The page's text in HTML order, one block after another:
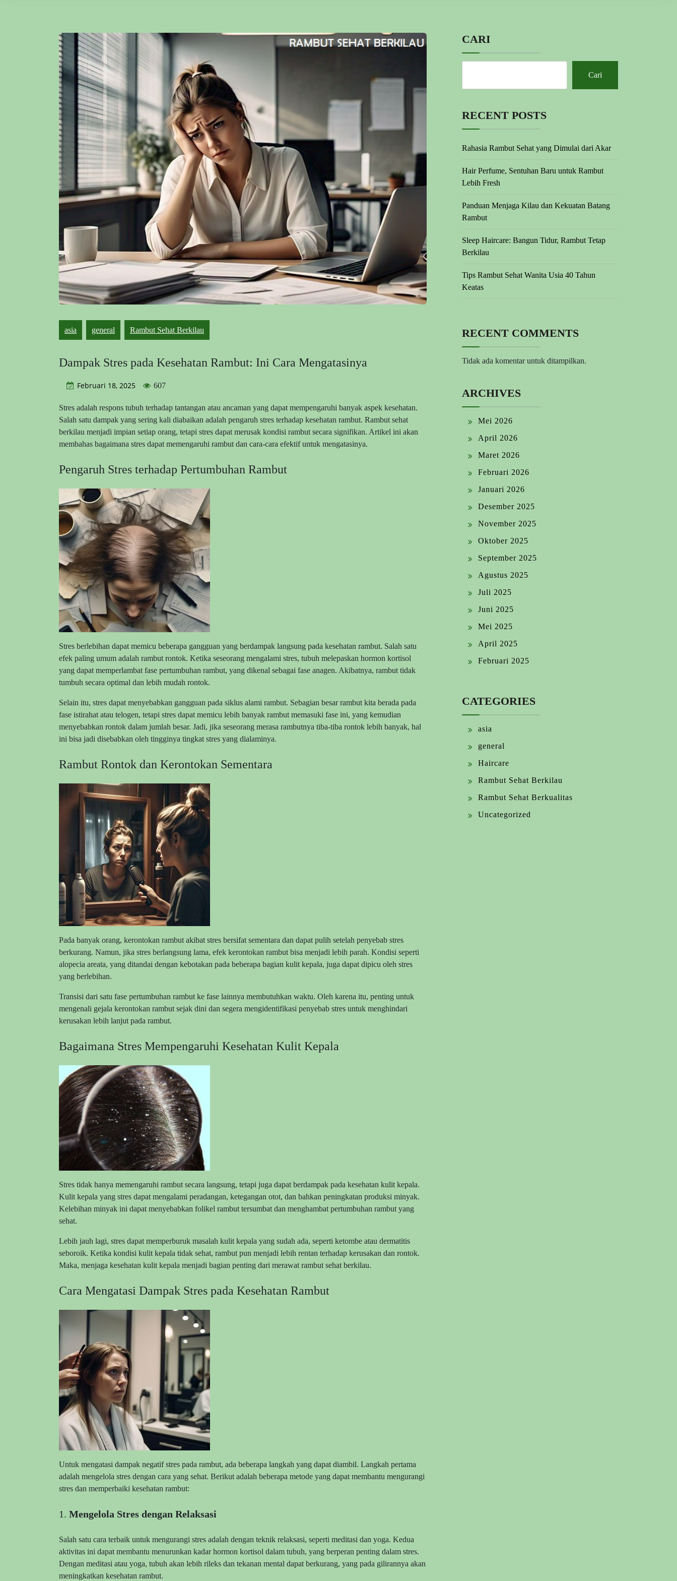
asia general Rambut Sehat Berkilau
Dampak Stres pada Kesehatan Rambut: Ini Cara Mengatasinya
Februari 18, 2025 607
Stres adalah respons tubuh terhadap tantangan atau ancaman yang dapat mempengaruhi banyak aspek kesehatan.
Salah satu dampak yang sering kali diabaikan adalah pengaruh stres terhadap kesehatan rambut. Rambut sehat
berkilau menjadi impian setiap orang, tetapi stres dapat merusak kondisi rambut secara signifikan. Artikel ini akan
membahas bagaimana stres dapat memengaruhi rambut dan cara-cara efektif untuk mengatasinya.
Pengaruh Stres terhadap Pertumbuhan Rambut
Stres berlebihan dapat memicu beberapa gangguan yang berdampak langsung pada kesehatan rambut. Salah satu
efek paling umum adalah rambut rontok. Ketika seseorang mengalami stres, tubuh melepaskan hormon kortisol
yang dapat memperlambat fase pertumbuhan rambut, yang dikenal sebagai fase anagen. Akibatnya, rambut tidak
tumbuh secara optimal dan lebih mudah rontok.
Selain itu, stres dapat menyebabkan gangguan pada siklus alami rambut. Sebagian besar rambut kita berada pada
fase istirahat atau telogen, tetapi stres dapat memicu lebih banyak rambut memasuki fase ini, yang kemudian
menyebabkan rontok dalam jumlah besar. Jadi, jika seseorang merasa rambutnya tiba-tiba rontok lebih banyak, hal
ini bisa jadi disebabkan oleh tingginya tingkat stres yang dialaminya.
Rambut Rontok dan Kerontokan Sementara
Pada banyak orang, kerontokan rambut akibat stres bersifat sementara dan dapat pulih setelah penyebab stres
berkurang. Namun, jika stres berlangsung lama, efek kerontokan rambut bisa menjadi lebih parah. Kondisi seperti
alopecia areata, yang ditandai dengan kebotakan pada beberapa bagian kulit kepala, juga dapat dipicu oleh stres
yang berlebihan.
Transisi dari satu fase pertumbuhan rambut ke fase lainnya membutuhkan waktu. Oleh karena itu, penting untuk
mengenali gejala kerontokan rambut sejak dini dan segera mengidentifikasi penyebab stres untuk menghindari
kerusakan lebih lanjut pada rambut.
Bagaimana Stres Mempengaruhi Kesehatan Kulit Kepala
Stres tidak hanya memengaruhi rambut secara langsung, tetapi juga dapat berdampak pada kesehatan kulit kepala.
Kulit kepala yang stres dapat mengalami peradangan, ketegangan otot, dan bahkan peningkatan produksi minyak.
Kelebihan minyak ini dapat menyebabkan folikel rambut tersumbat dan menghambat pertumbuhan rambut yang
sehat.
Lebih jauh lagi, stres dapat memperburuk masalah kulit kepala yang sudah ada, seperti ketombe atau dermatitis
seboroik. Ketika kondisi kulit kepala tidak sehat, rambut pun menjadi lebih rentan terhadap kerusakan dan rontok.
Maka, menjaga kesehatan kulit kepala menjadi bagian penting dari merawat rambut sehat berkilau.
Cara Mengatasi Dampak Stres pada Kesehatan Rambut
Untuk mengatasi dampak negatif stres pada rambut, ada beberapa langkah yang dapat diambil. Langkah pertama
adalah mengelola stres dengan cara yang sehat. Berikut adalah beberapa metode yang dapat membantu mengurangi
stres dan memperbaiki kesehatan rambut:
1. Mengelola Stres dengan Relaksasi
Salah satu cara terbaik untuk mengurangi stres adalah dengan teknik relaksasi, seperti meditasi dan yoga. Kedua
aktivitas ini dapat membantu menurunkan kadar hormon kortisol dalam tubuh, yang berperan penting dalam stres.
Dengan meditasi atau yoga, tubuh akan lebih rileks dan tekanan mental dapat berkurang, yang pada gilirannya akan
meningkatkan kesehatan rambut.
CARI
Cari
RECENT POSTS
Rahasia Rambut Sehat yang Dimulai dari Akar
Hair Perfume, Sentuhan Baru untuk Rambut
Lebih Fresh
Panduan Menjaga Kilau dan Kekuatan Batang
Rambut
Sleep Haircare: Bangun Tidur, Rambut Tetap
Berkilau
Tips Rambut Sehat Wanita Usia 40 Tahun
Keatas
RECENT COMMENTS
Tidak ada komentar untuk ditampilkan.
ARCHIVES
Mei 2026
April 2026
Maret 2026
Februari 2026
Januari 2026
Desember 2025
November 2025
Oktober 2025
September 2025
Agustus 2025
Juli 2025
Juni 2025
Mei 2025
April 2025
Februari 2025
CATEGORIES
asia
general
Haircare
Rambut Sehat Berkilau
Rambut Sehat Berkualitas
Uncategorized